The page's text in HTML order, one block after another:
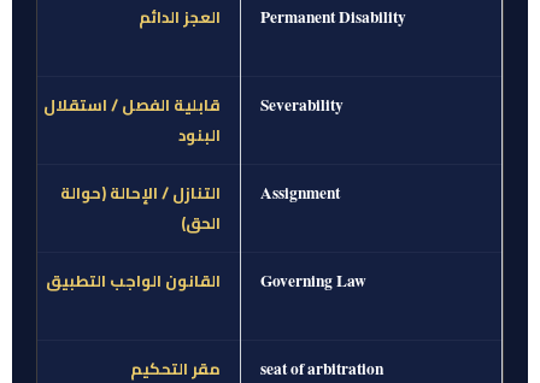
Permanent Disability العجز الدائم
Severability
قابلية الفصل / استقلال
البنود
Assignment
التنازل / الإحالة (حوالة
الحق)
Governing Law القانون الواجب التطبيق
seat of arbitration مقر التحكيم